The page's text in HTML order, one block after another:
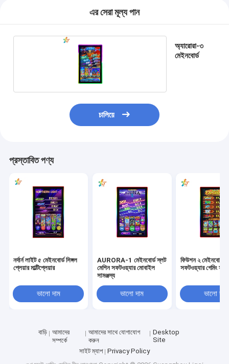
কারখানা পরিদর্শন
গুণমান নিয়ন্ত্রণ
আমাদের সাথে যোগাযোগ
খবর
মামলা
স্লট গেমিং মেশিন
ক্যাসিনো রুলেট টেবিল
এর সেরা মূল্য পান
অ্যারোরা-৩
মেইনবোর্ড
চালিয়ে
প্রস্তাবিত পণ্য
নর্দার্ন লাইট ৫ মেইনবোর্ড সিঙ্গল
প্লেয়ার মাল্টিপ্লেয়ার
ভালো দাম
AURORA-1 মেইনবোর্ড স্লট
মেশিন সফটওয়্যার মোবাইল
সামঞ্জস্য
ভালো দাম
ফিউশন ২ মেইনবোর্ড
সফটওয়্যার গেমিং
ভালো দাম
বাড়ি
আমাদের
সম্পর্কে
আমাদের সাথে যোগাযোগ
করুন
Desktop
Site
সাইট ম্যাপ
Privacy Policy